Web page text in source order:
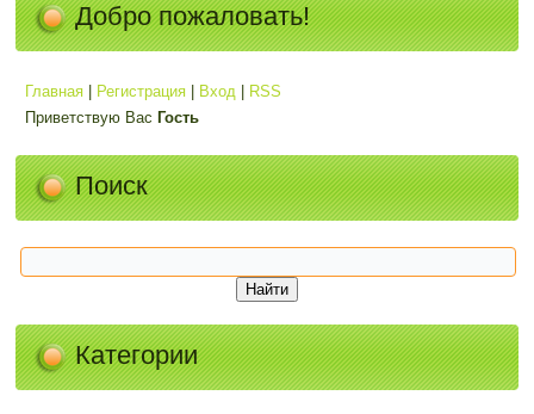
Добро пожаловать!
Главная Регистрация Вход
RSS
Приветствую Вас Гость
Поиск
Категории